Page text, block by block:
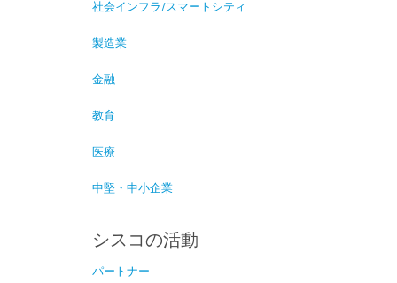
社会インフラ/スマートシティ
製造業
金融
教育
医療
中堅・中小企業
シスコの活動
パートナー